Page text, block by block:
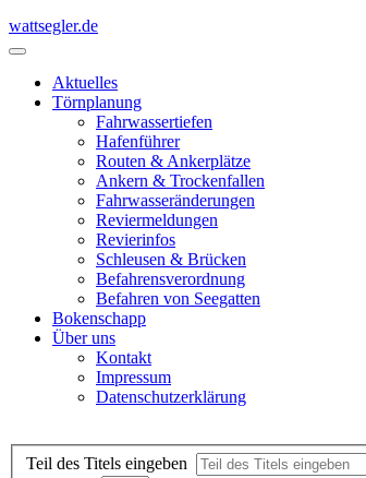
wattsegler.de
Aktuelles
Törnplanung
Fahrwassertiefen
Hafenführer
Routen & Ankerplätze
Ankern & Trockenfallen
Fahrwasseränderungen
Reviermeldungen
Revierinfos
Schleusen & Brücken
Befahrensverordnung
Befahren von Seegatten
Bokenschapp
Über uns
Kontakt
Impressum
Datenschutzerklärung
Teil des Titels eingeben